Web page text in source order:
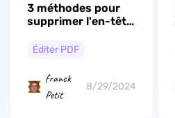
3 méthodes pour
supprimer l'en-tête
d'un PDF
Éditer PDF
franck
Petit
8/29/2024